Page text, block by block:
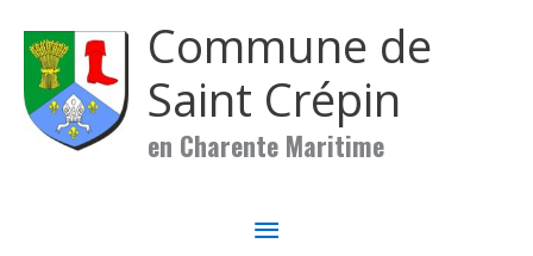
Commune de
Saint Crépin
en Charente Maritime
MENU